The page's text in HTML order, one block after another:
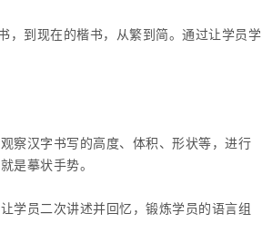
，到现在的楷书，从繁到简。通过让学员学
察汉字书写的高度、体积、形状等，进行
是摹状手势。
学员二次讲述并回忆，锻炼学员的语言组